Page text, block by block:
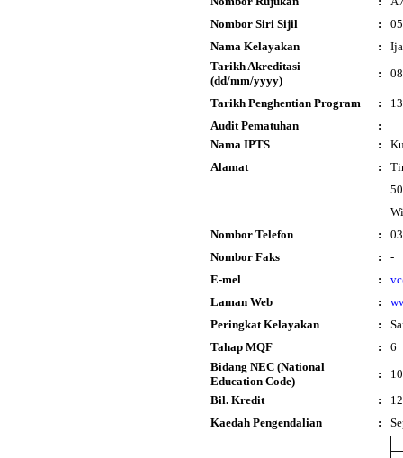
Nombor Siri Sijil
:
Nama Kelayakan
:
Tarikh Akreditasi
(dd/mm/yyyy)
:
Tarikh Penghentian Program :
Audit Pematuhan
:
Nama IPTS
:
Alamat
:
Nombor Telefon
:
Nombor Faks
:
-
E-mel
:
Laman Web
:
Peringkat Kelayakan
:
Tahap MQF
:
6
Bidang NEC (National
Education Code)
:
Bil. Kredit
:
Kaedah Pengendalian
: